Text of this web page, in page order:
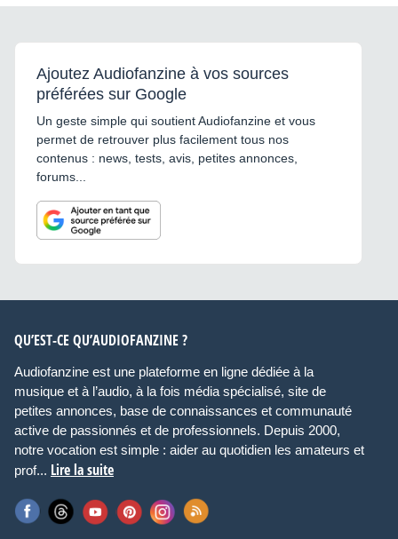
Ajoutez Audiofanzine à vos sources
préférées sur Google
Un geste simple qui soutient Audiofanzine et vous
permet de retrouver plus facilement tous nos
contenus : news, tests, avis, petites annonces,
forums...
QU’EST-CE QU’AUDIOFANZINE ?
Audiofanzine est une plateforme en ligne dédiée à la
musique et à l’audio, à la fois média spécialisé, site de
petites annonces, base de connaissances et communauté
active de passionnés et de professionnels. Depuis 2000,
notre vocation est simple : aider au quotidien les amateurs et
prof... Lire la suite